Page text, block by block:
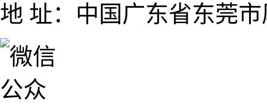
地 址：中国广东省东莞